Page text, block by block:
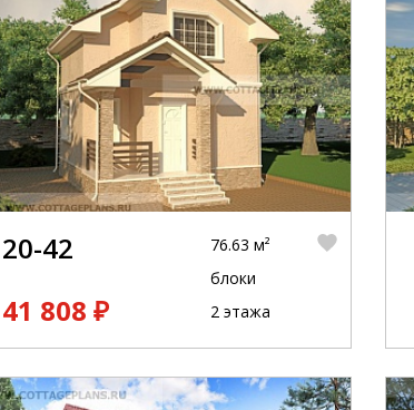
20-42
41 808 ₽
76.63 м²
блоки
2 этажа